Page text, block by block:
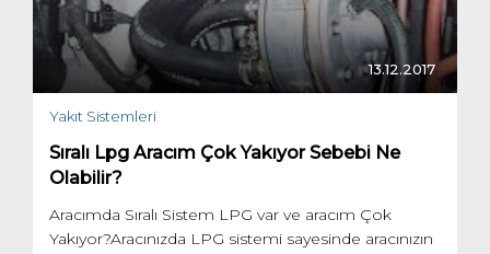
13.12.2017
Yakıt Sistemleri
Sıralı Lpg Aracım Çok Yakıyor Sebebi Ne
Olabilir?
Aracımda Sıralı Sistem LPG var ve aracım Çok
Yakıyor?Aracınızda LPG sistemi sayesinde aracınızın